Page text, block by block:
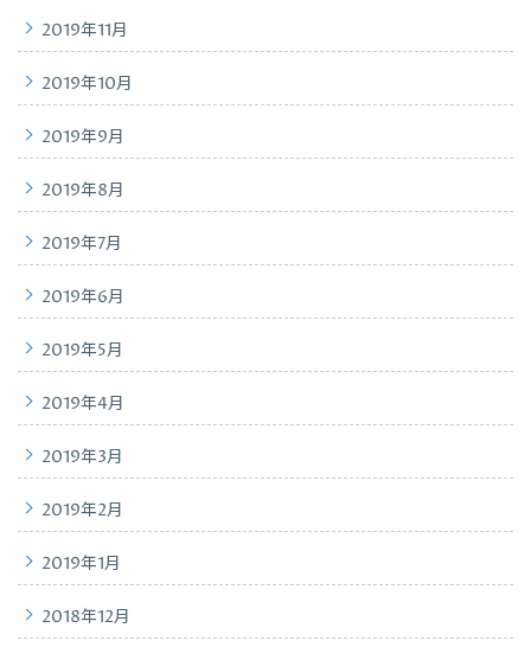
2019年11月
2019年10月
2019年9月
2019年8月
2019年7月
2019年6月
2019年5月
2019年4月
2019年3月
2019年2月
2019年1月
2018年12月